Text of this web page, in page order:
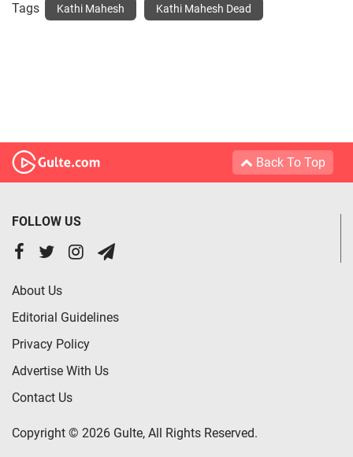
Tags Kathi Mahesh Kathi Mahesh Dead
Back To Top
FOLLOW US
About Us
Editorial Guidelines
Privacy Policy
Advertise With Us
Contact Us
Copyright © 2026 Gulte, All Rights Reserved.